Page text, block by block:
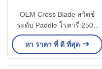
OEM Cross Blade สวิตช์
ระดับ Paddle โรตารี่ 250V
5A SPDT เกลียวแปลน
หา ราคา ที่ ดี ที่สุด